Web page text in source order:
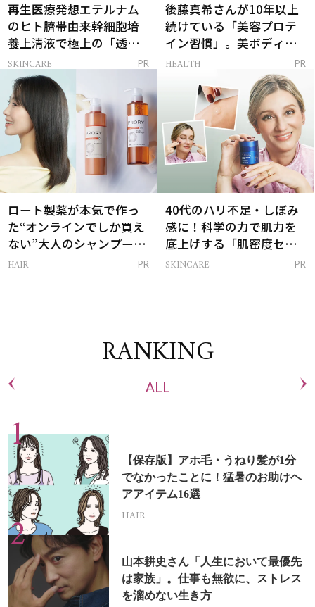
再生医療発想エテルナム
のヒト臍帯由来幹細胞培
養上清液で極上の「透明
感ハリ肌」へ
SKINCARE PR
後藤真希さんが10年以上
続けている「美容プロテ
イン習慣」。美ボディを
支える朝ルーティンと
HEALTH PR
ロート製薬が本気で作っ
た“オンラインでしか買え
ない”大人のシャンプー＆
トリートメントって？
HAIR PR
40代のハリ不足・しぼみ
感に！科学の力で肌力を
底上げする「肌密度セラ
ム」
SKINCARE PR
RANKING
ALL
【保存版】アホ毛・うねり髪が1分
でなかったことに！猛暑のお助けヘ
アアイテム16選
HAIR
山本耕史さん「人生において最優先
は家族」。仕事も無欲に、ストレス
を溜めない生き方